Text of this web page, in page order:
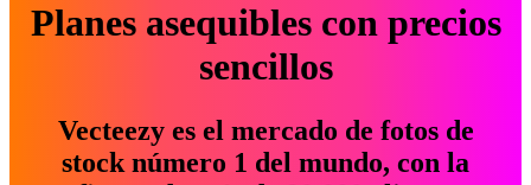
Planes asequibles con precios
sencillos
Vecteezy es el mercado de fotos de
stock número 1 del mundo, con la